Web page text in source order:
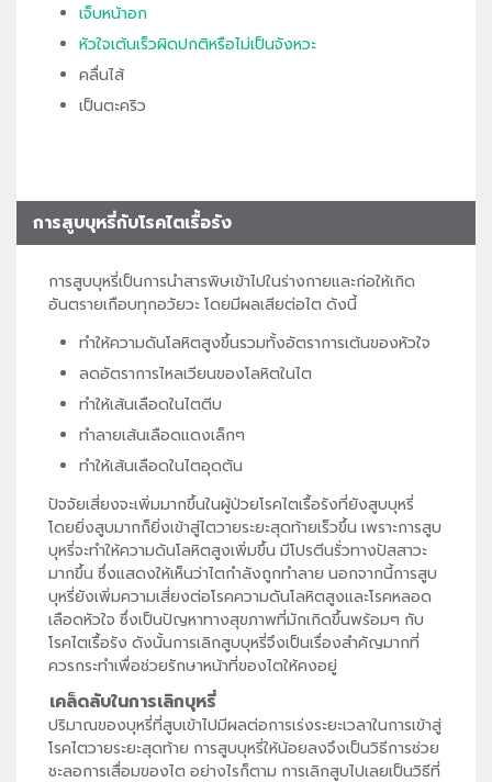
เจ็บหน้าอก
หัวใจเต้นเร็วผิดปกติหรือไม่เป็นจังหวะ
คลื่นไส้
เป็นตะคริว
การสูบบุหรี่กับโรคไตเรื้อรัง
การสูบบุหรี่เป็นการนำสารพิษเข้าไปในร่างกายและก่อให้เกิด
อันตรายเกือบทุกอวัยวะ โดยมีผลเสียต่อไต ดังนี้
ทำให้ความดันโลหิตสูงขึ้นรวมทั้งอัตราการเต้นของหัวใจ
ลดอัตราการไหลเวียนของโลหิตในไต
ทำให้เส้นเลือดในไตตีบ
ทำลายเส้นเลือดแดงเล็กๆ
ทำให้เส้นเลือดในไตอุดตัน
ปัจจัยเสี่ยงจะเพิ่มมากขึ้นในผู้ป่วยโรคไตเรื้อรังที่ยังสูบบุหรี่
โดยยิ่งสูบมากก็ยิ่งเข้าสู่ไตวายระยะสุดท้ายเร็วขึ้น เพราะการสูบ
บุหรี่จะทำให้ความดันโลหิตสูงเพิ่มขึ้น มีโปรตีนรั่วทางปัสสาวะ
มากขึ้น ซึ่งแสดงให้เห็นว่าไตกำลังถูกทำลาย นอกจากนี้การสูบ
บุหรี่ยังเพิ่มความเสี่ยงต่อโรคความดันโลหิตสูงและโรคหลอด
เลือดหัวใจ ซึ่งเป็นปัญหาทางสุขภาพที่มักเกิดขึ้นพร้อมๆ กับ
โรคไตเรื้อรัง ดังนั้นการเลิกสูบบุหรี่จึงเป็นเรื่องสำคัญมากที่
ควรกระทำเพื่อช่วยรักษาหน้าที่ของไตให้คงอยู่
เคล็ดลับในการเลิกบุหรี่
ปริมาณของบุหรี่ที่สูบเข้าไปมีผลต่อการเร่งระยะเวลาในการเข้าสู่
โรคไตวายระยะสุดท้าย การสูบบุหรี่ให้น้อยลงจึงเป็นวิธีการช่วย
ชะลอการเสื่อมของไต อย่างไรก็ตาม การเลิกสูบไปเลยเป็นวิธีที่